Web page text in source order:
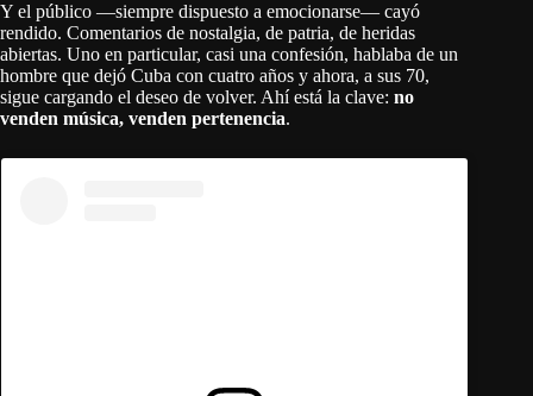
Y el público —siempre dispuesto a emocionarse— cayó
rendido. Comentarios de nostalgia, de patria, de heridas
abiertas. Uno en particular, casi una confesión, hablaba de un
hombre que dejó Cuba con cuatro años y ahora, a sus 70,
sigue cargando el deseo de volver. Ahí está la clave: no
venden música, venden pertenencia.